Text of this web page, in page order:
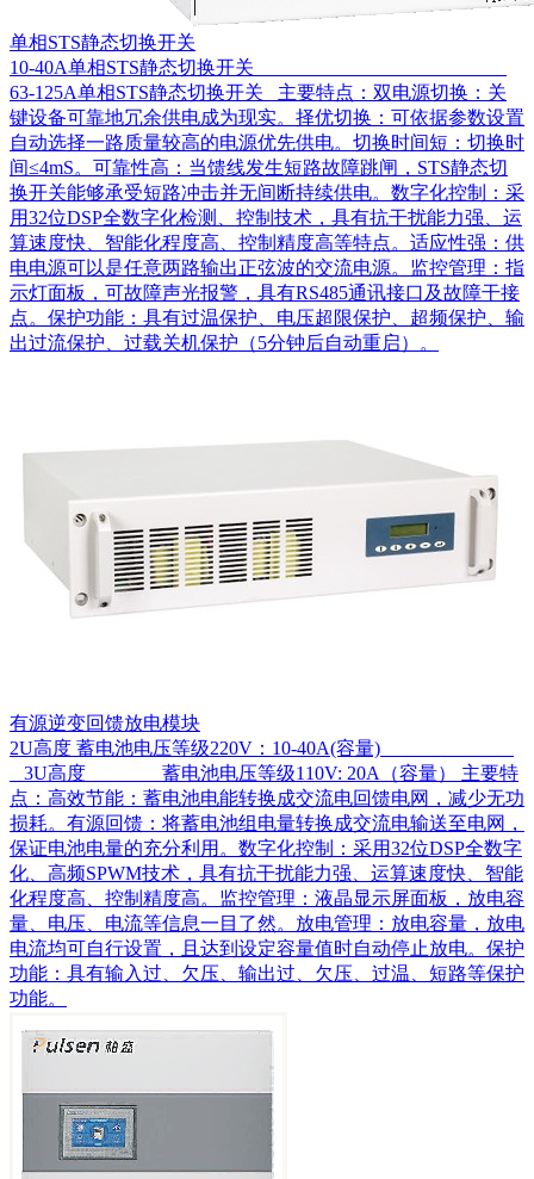
单相STS静态切换开关
10-40A单相STS静态切换开关
63-125A单相STS静态切换开关 主要特点：双电源切换：关
键设备可靠地冗余供电成为现实。择优切换：可依据参数设置
自动选择一路质量较高的电源优先供电。切换时间短：切换时
间≤4mS。可靠性高：当馈线发生短路故障跳闸，STS静态切
换开关能够承受短路冲击并无间断持续供电。数字化控制：采
用32位DSP全数字化检测、控制技术，具有抗干扰能力强、运
算速度快、智能化程度高、控制精度高等特点。适应性强：供
电电源可以是任意两路输出正弦波的交流电源。监控管理：指
示灯面板，可故障声光报警，具有RS485通讯接口及故障干接
点。保护功能：具有过温保护、电压超限保护、超频保护、输
出过流保护、过载关机保护（5分钟后自动重启）。
有源逆变回馈放电模块
2U高度 蓄电池电压等级220V：10-40A(容量)
3U高度 蓄电池电压等级110V: 20A（容量） 主要特
点：高效节能：蓄电池电能转换成交流电回馈电网，减少无功
损耗。有源回馈：将蓄电池组电量转换成交流电输送至电网，
保证电池电量的充分利用。数字化控制：采用32位DSP全数字
化、高频SPWM技术，具有抗干扰能力强、运算速度快、智能
化程度高、控制精度高。监控管理：液晶显示屏面板，放电容
量、电压、电流等信息一目了然。放电管理：放电容量，放电
电流均可自行设置，且达到设定容量值时自动停止放电。保护
功能：具有输入过、欠压、输出过、欠压、过温、短路等保护
功能。